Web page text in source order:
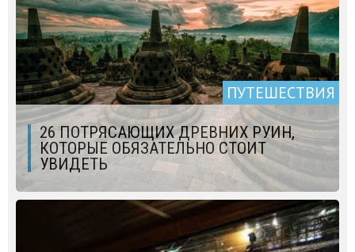
ПУТЕШЕСТВИЯ
26 ПОТРЯСАЮЩИХ ДРЕВНИХ РУИН,
КОТОРЫЕ ОБЯЗАТЕЛЬНО СТОИТ
УВИДЕТЬ